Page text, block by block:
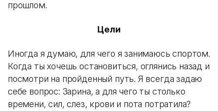
прошлом.
Цели
Иногда я думаю, для чего я занимаюсь спортом.
Когда ты хочешь остановиться, оглянись назад и
посмотри на пройденный путь. Я всегда задаю
себе вопрос: Зарина, а для чего ты столько
времени, сил, слез, крови и пота потратила?